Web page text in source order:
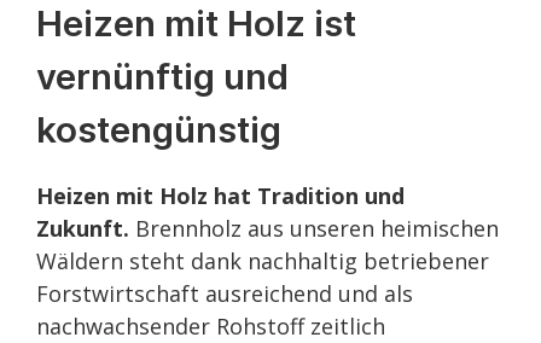
Heizen mit Holz ist
vernünftig und
kostengünstig
Heizen mit Holz hat Tradition und
Zukunft. Brennholz aus unseren heimischen
Wäldern steht dank nachhaltig betriebener
Forstwirtschaft ausreichend und als
nachwachsender Rohstoff zeitlich